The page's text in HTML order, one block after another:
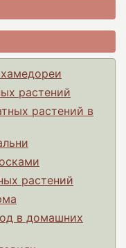
растений
растений в
растений
в домашних